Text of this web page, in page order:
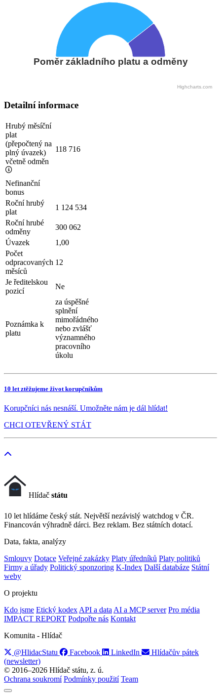
Poměr základního platu a odměny
Highcharts.com
Detailní informace
Hrubý měsíční
plat
(přepočtený na
plný úvazek)
včetně odměn
118 716
Nefinanční
bonus
Roční hrubý
plat
1 124 534
Roční hrubé
odměny
300 062
Úvazek
1,00
Počet
odpracovaných
měsíců
12
Je ředitelskou
pozicí
Ne
Poznámka k
platu
za úspěšné
splnění
mimořádného
nebo zvlášť
významného
pracovního
úkolu
10 let ztěžujeme život korupčníkům
Korupčníci nás nesnáší. Umožněte nám je dál hlídat!
CHCI OTEVŘENÝ STÁT
Hlídač státu
10 let hlídáme český stát. Největší nezávislý watchdog v ČR.
Financován výhradně dárci. Bez reklam. Bez státních dotací.
Data, fakta, analýzy
Smlouvy Dotace Veřejné zakázky Platy úředníků Platy politiků
Firmy a úřady Politický sponzoring K-Index Další databáze Státní
weby
O projektu
Kdo jsme Etický kodex API a data AI a MCP server Pro média
IMPACT REPORT Podpořte nás Kontakt
Komunita - Hlídač
@HlidacStatu
Facebook LinkedIn
Hlídačův pátek
(newsletter)
© 2016–2026 Hlídač státu, z. ú.
Ochrana soukromí Podmínky použití Team